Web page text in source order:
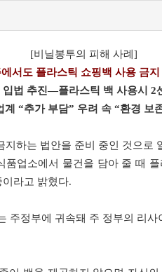
[비닐봉투의 피해 사례]
서도 플라스틱 쇼핑백 사용 금지
입법 추진—플라스틱 백 사용시 2
계 “추가 부담” 우려 속 “환경 보
하는 법안을 준비 중인 것으로
업소에서 물건을 담아 줄 때
라고 밝혔다.
주정부에 귀속돼 주 정부의 리